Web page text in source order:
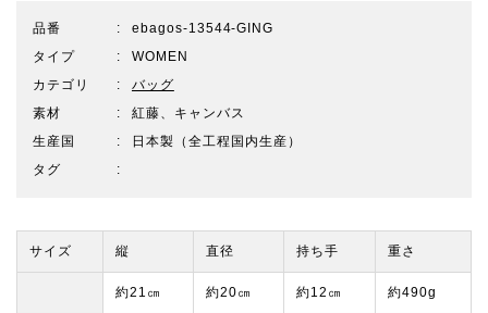
品番
ebagos-13544-GING
タイプ
WOMEN
カテゴリ
バッグ
素材
紅藤、キャンバス
生産国
日本製（全工程国内生産）
タグ
サイズ 縦 直径 持ち手 重さ
約21㎝ 約20㎝ 約12㎝ 約490g